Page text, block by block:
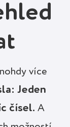
více
Jeden
čísel. A